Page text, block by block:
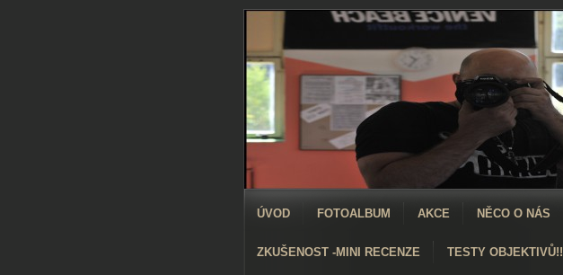
ÚVOD FOTOALBUM AKCE NĚCO O NÁS
ZKUŠENOST -MINI RECENZE TESTY OBJEKTIVŮ!!